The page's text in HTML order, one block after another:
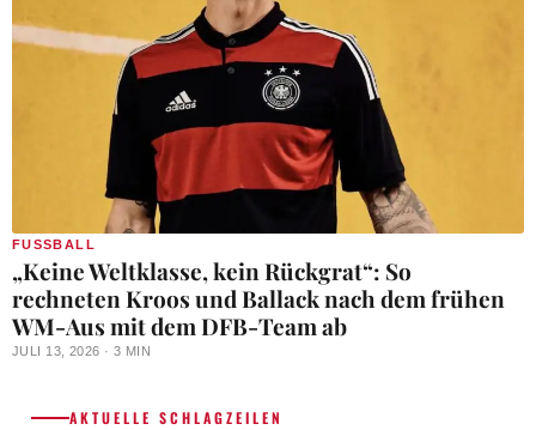
FUSSBALL
„Keine Weltklasse, kein Rückgrat“: So
rechneten Kroos und Ballack nach dem frühen
WM-Aus mit dem DFB-Team ab
JULI 13, 2026 · 3 MIN
AKTUELLE SCHLAGZEILEN